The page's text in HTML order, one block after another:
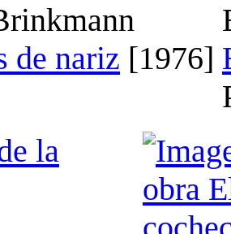
de nariz [1976]